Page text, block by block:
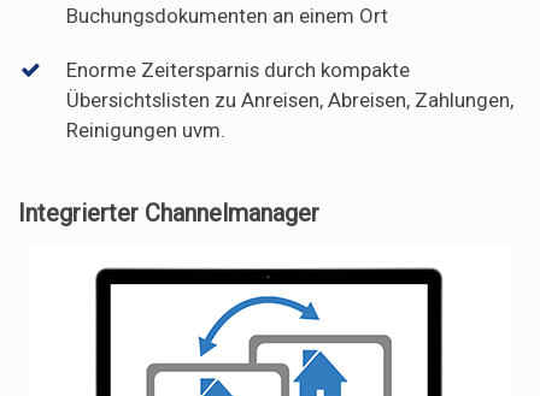
Buchungsdokumenten an einem Ort
Enorme Zeitersparnis durch kompakte
Übersichtslisten zu Anreisen, Abreisen, Zahlungen,
Reinigungen uvm.
Integrierter Channelmanager